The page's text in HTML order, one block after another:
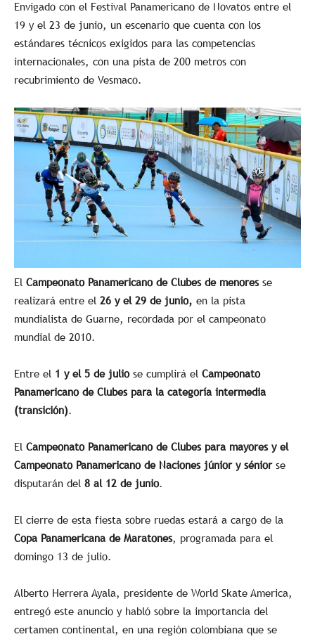
Envigado con el Festival Panamericano de Novatos entre el
19 y el 23 de junio, un escenario que cuenta con los
estándares técnicos exigidos para las competencias
internacionales, con una pista de 200 metros con
recubrimiento de Vesmaco.
El Campeonato Panamericano de Clubes de menoresse
realizará entre el 26 y el 29 de junio, en la pista
mundialista de Guarne, recordada por el campeonato
mundial de 2010.
Entre el 1 y el 5 de juliose cumplirá el Campeonato
Panamericano de Clubes para la categoría intermedia
(transición).
El Campeonato Panamericano de Clubes para mayores y el
Campeonato Panamericano de Naciones júnior y séniorse
disputarán del 8 al 12 de junio.
El cierre de esta fiesta sobre ruedas estará a cargo de la
Copa Panamericana de Maratones, programada para el
domingo 13 de julio.
Alberto Herrera Ayala, presidente de World Skate America,
entregó este anuncio y habló sobre la importancia del
certamen continental, en una región colombiana que se